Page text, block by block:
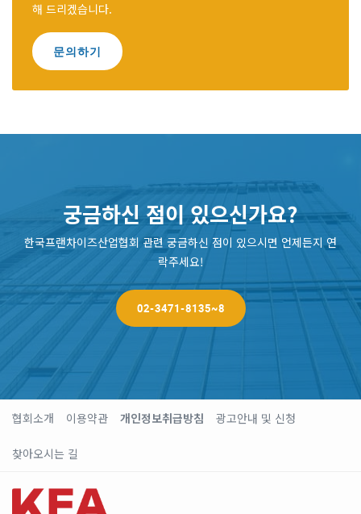
해 드리겠습니다.
문의하기
궁금하신 점이 있으신가요?
한국프랜차이즈산업협회 관련 궁금하신 점이 있으시면 언제든지 연
락주세요!
02-3471-8135~8
협회소개 이용약관 개인정보취급방침 광고안내 및 신청
찾아오시는 길